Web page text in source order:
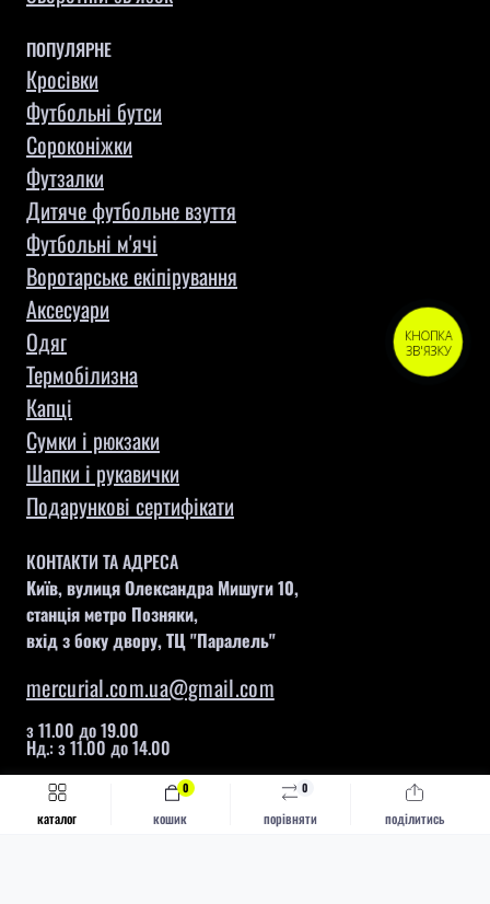
каталог порівняти
0
поділитись
кошик
0
Швидке замовлення
ПОПУЛЯРНЕ
Кросівки
Футбольні бутси
Сороконіжки
Футзалки
Дитяче футбольне взуття
Футбольні м'ячі
Воротарське екіпірування
Aксесуари
Одяг
Термобілизна
Капці
Сумки і рюкзаки
Шапки і рукавички
Подарункові сертифікати
КОНТАКТИ ТА АДРЕСА
Київ, вулиця Олександра Мишуги 10,
станція метро Позняки,
вхід з боку двору, ТЦ "Паралель"
mercurial.com.ua@gmail.com
з 11.00 до 19.00
Нд.: з 11.00 до 14.00
КНОПКА
ЗВ'ЯЗКУ